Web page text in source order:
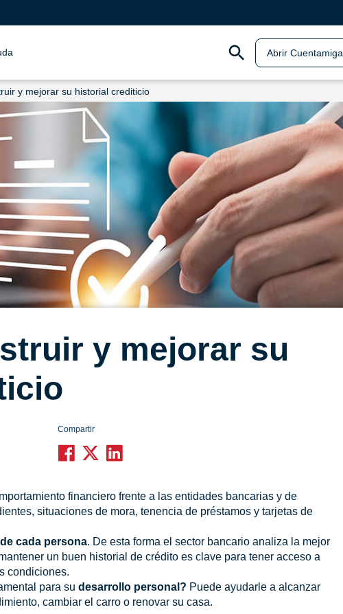
Abrir Cuentamiga
y mejorar su historial crediticio
y mejorar su
Compartir
financiero frente a las entidades bancarias y de
situaciones de mora, tenencia de préstamos y tarjetas de
cada persona. De esta forma el sector bancario analiza la mejor
un buen historial de crédito es clave para tener acceso a
condiciones.
para su desarrollo personal? Puede ayudarle a alcanzar
cambiar el carro o renovar su casa.